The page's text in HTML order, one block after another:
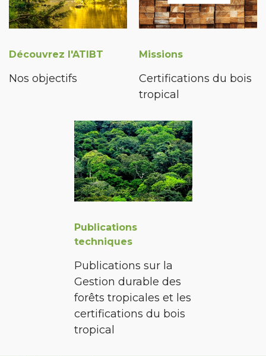
Découvrez l'ATIBT
Nos objectifs
Missions
Certifications du bois
tropical
Publications
techniques
Publications sur la
Gestion durable des
forêts tropicales et les
certifications du bois
tropical